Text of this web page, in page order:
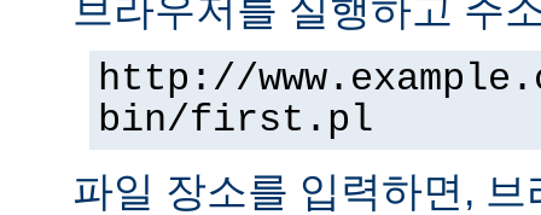
http://
bin/first.pl
파일 장소를 입력하면,